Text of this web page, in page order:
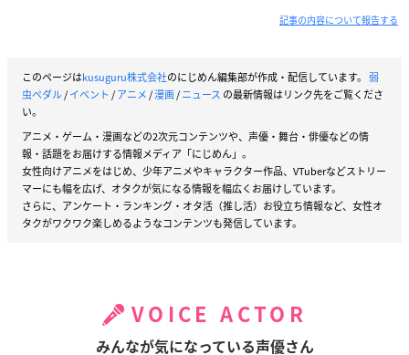
記事の内容について報告する
このページはkusuguru株式会社のにじめん編集部が作成・配信しています。 弱
虫ペダル/イベント /アニメ/漫画/ニュース の最新情報はリンク先をご覧くださ
い。
アニメ・ゲーム・漫画などの2次元コンテンツや、声優・舞台・俳優などの情
報・話題をお届けする情報メディア「にじめん」。
女性向けアニメをはじめ、少年アニメやキャラクター作品、VTuberなどストリー
マーにも幅を広げ、オタクが気になる情報を幅広くお届けしています。
さらに、アンケート・ランキング・オタ活（推し活）お役立ち情報など、女性オ
タクがワクワク楽しめるようなコンテンツも発信しています。
VOICE ACTOR
みんなが気になっている声優さん